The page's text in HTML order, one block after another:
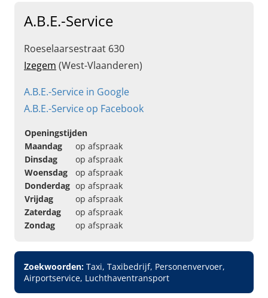
A.B.E.-Service
Roeselaarsestraat 630
Izegem (West-Vlaanderen)
A.B.E.-Service in Google
A.B.E.-Service op Facebook
Openingstijden
Maandag
op afspraak
Dinsdag
op afspraak
Woensdag
op afspraak
Donderdag op afspraak
Vrijdag
op afspraak
Zaterdag
op afspraak
Zondag
op afspraak
Zoekwoorden: Taxi, Taxibedrijf, Personenvervoer,
Airportservice, Luchthaventransport